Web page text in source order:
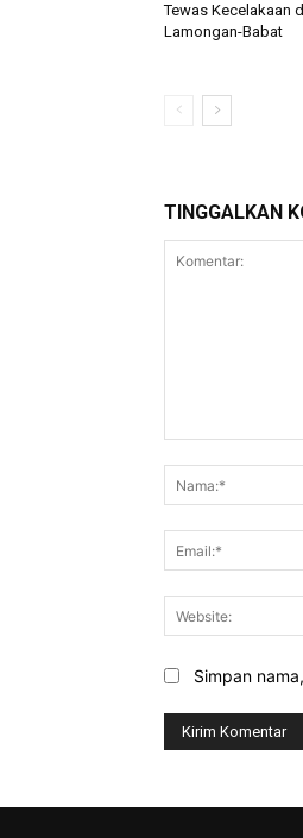
Tewas Kecelakaan
Lamongan-Babat
TINGGALKAN
Simpan